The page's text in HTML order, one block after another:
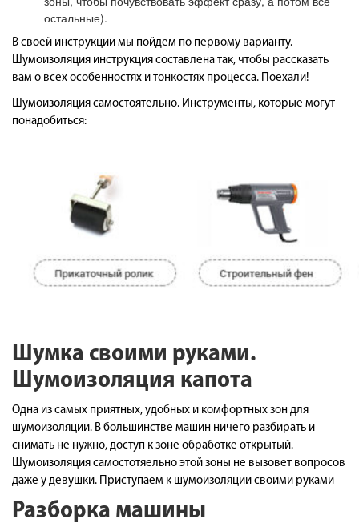
остальные).
В своей инструкции мы пойдем по первому варианту.
Шумоизоляция инструкция составлена так, чтобы рассказать
вам о всех особенностях и тонкостях процесса. Поехали!
Шумоизоляция самостоятельно. Инструменты, которые могут
понадобиться:
Шумка своими руками.
Шумоизоляция капота
Одна из самых приятных, удобных и комфортных зон для
шумоизоляции. В большинстве машин ничего разбирать и
снимать не нужно, доступ к зоне обработке открытый.
Шумоизоляция самостотяельно этой зоны не вызовет вопросов
даже у девушки. Приступаем к шумоизоляции своими руками
Разборка машины